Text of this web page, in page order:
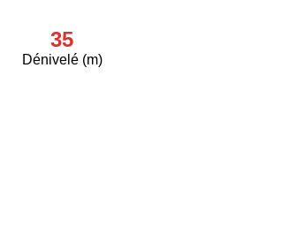
35
Dénivelé (m)